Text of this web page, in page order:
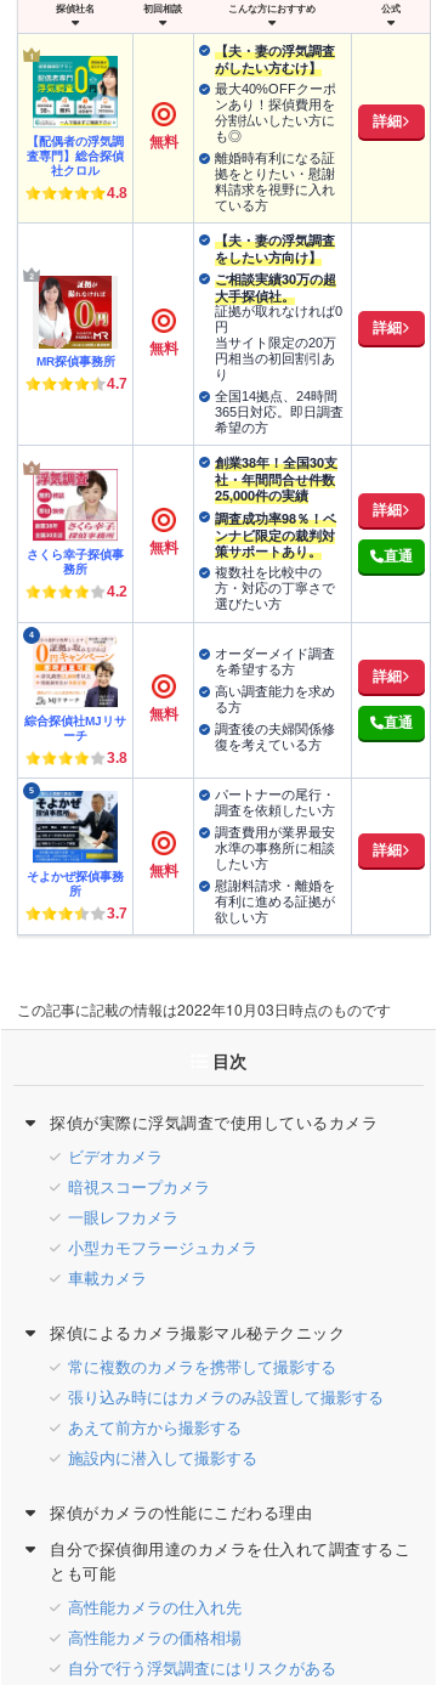
探偵社名 初回相談 こんな方におすすめ 公式
【配偶者の浮気調
査専門】総合探偵
社クロル
4.8
無料
【夫・妻の浮気調査
がしたい方むけ】
最大40%OFFクーポ
ンあり！探偵費用を
分割払いしたい方に
も◎
離婚時有利になる証
拠をとりたい・慰謝
料請求を視野に入れ
ている方
詳細
MR探偵事務所
4.7
無料
【夫・妻の浮気調査
をしたい方向け】
ご相談実績30万の超
大手探偵社。
証拠が取れなければ0
円
当サイト限定の20万
円相当の初回割引あ
り
全国14拠点、24時間
365日対応。即日調査
希望の方
詳細
さくら幸子探偵事
務所
4.2
無料
創業38年！全国30支
社・年間問合せ件数
25,000件の実績
調査成功率98％！ベ
ンナビ限定の裁判対
策サポートあり。
複数社を比較中の
方・対応の丁寧さで
選びたい方
詳細
直通
4
綜合探偵社MJリサ
ーチ
3.8
無料
オーダーメイド調査
を希望する方
高い調査能力を求め
る方
調査後の夫婦関係修
復を考えている方
詳細
直通
5
そよかぜ探偵事務
所
3.7
無料
パートナーの尾行・
調査を依頼したい方
調査費用が業界最安
水準の事務所に相談
したい方
慰謝料請求・離婚を
有利に進める証拠が
欲しい方
詳細
この記事に記載の情報は2022年10月03日時点のものです
目次
探偵が実際に浮気調査で使用しているカメラ
ビデオカメラ
暗視スコープカメラ
一眼レフカメラ
小型カモフラージュカメラ
車載カメラ
探偵によるカメラ撮影マル秘テクニック
常に複数のカメラを携帯して撮影する
張り込み時にはカメラのみ設置して撮影する
あえて前方から撮影する
施設内に潜入して撮影する
探偵がカメラの性能にこだわる理由
自分で探偵御用達のカメラを仕入れて調査するこ
とも可能
高性能カメラの仕入れ先
高性能カメラの価格相場
自分で行う浮気調査にはリスクがある